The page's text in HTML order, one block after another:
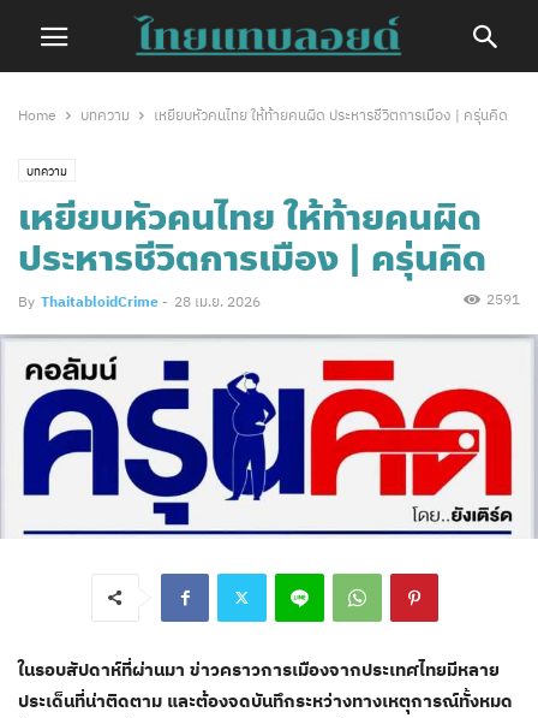
Home บทความ เหยียบหัวคนไทย ให้ท้ายคนผิด ประหารชีวิตการเมือง | ครุ่นคิด
บทความ
เหยียบหัวคนไทย ให้ท้ายคนผิด
ประหารชีวิตการเมือง | ครุ่นคิด
By ThaitabloidCrime - 28 เม.ย. 2026 2591
ในรอบสัปดาห์ที่ผ่านมา ข่าวคราวการเมืองจากประเทศไทยมีหลาย
ประเด็นที่น่าติดตาม และต้องจดบันทึกระหว่างทางเหตุการณ์ทั้งหมด